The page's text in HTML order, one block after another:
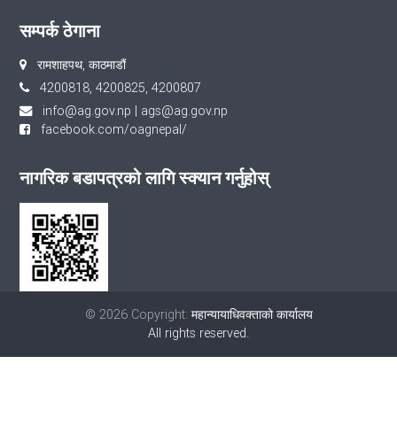
सम्पर्क ठेगाना
रामशाहपथ, काठमाडौं
4200818, 4200825, 4200807
info@ag.gov.np | ags@ag.gov.np
facebook.com/oagnepal/
नागरिक बडापत्रको लागि स्क्यान गर्नुहोस्
© 2026 Copyright: महान्यायाधिवक्ताको कार्यालय
All rights reserved.